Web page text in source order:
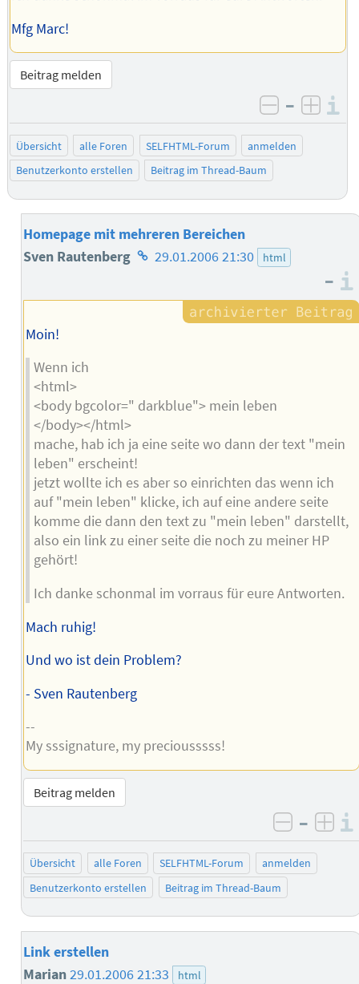
Mfg Marc!
Beitrag melden
negativ
–
Übersicht alle Foren SELFHTML-Forum
anmelden
Benutzerkonto erstellen
Beitrag im Thread-Baum
Homepage mit mehreren Bereichen
Sven Rautenberg Homepage
Autors
29.01.2006 21:30 html
–
Moin!
Wenn ich
<html>
<body bgcolor=" darkblue"> mein leben
</body></html>
mache, hab ich ja eine seite wo dann der text "mein
leben" erscheint!
jetzt wollte ich es aber so einrichten das wenn ich
auf "mein leben" klicke, ich auf eine andere seite
komme die dann den text zu "mein leben" darstellt,
also ein link zu einer seite die noch zu meiner HP
gehört!
Ich danke schonmal im vorraus für eure Antworten.
Mach ruhig!
Und wo ist dein Problem?
- Sven Rautenberg
--
My sssignature, my preciousssss!
Beitrag melden
negativ
–
Übersicht alle Foren SELFHTML-Forum
anmelden
Benutzerkonto erstellen
Beitrag im Thread-Baum
Link erstellen
Marian29.01.2006 21:33 html